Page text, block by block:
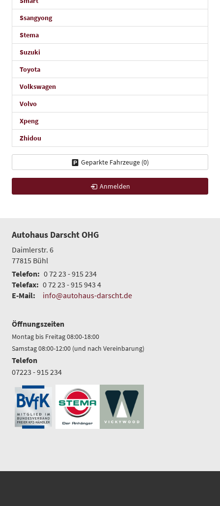
Ssangyong
Stema
Suzuki
Toyota
Volkswagen
Volvo
Xpeng
Zhidou
Geparkte Fahrzeuge (0)
Anmelden
Autohaus Darscht OHG
Daimlerstr. 6
77815 Bühl
Telefon: 0 72 23 - 915 234
Telefax: 0 72 23 - 915 943 4
E-Mail:
info@autohaus-darscht.de
Öffnungszeiten
Montag bis Freitag 08:00-18:00
Samstag 08:00-12:00 (und nach Vereinbarung)
Telefon
07223 - 915 234